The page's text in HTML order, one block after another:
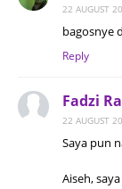
22 AUGUST
bagosnye
Reply
Fadzi
22 AUGUST
Saya pun
Aiseh,